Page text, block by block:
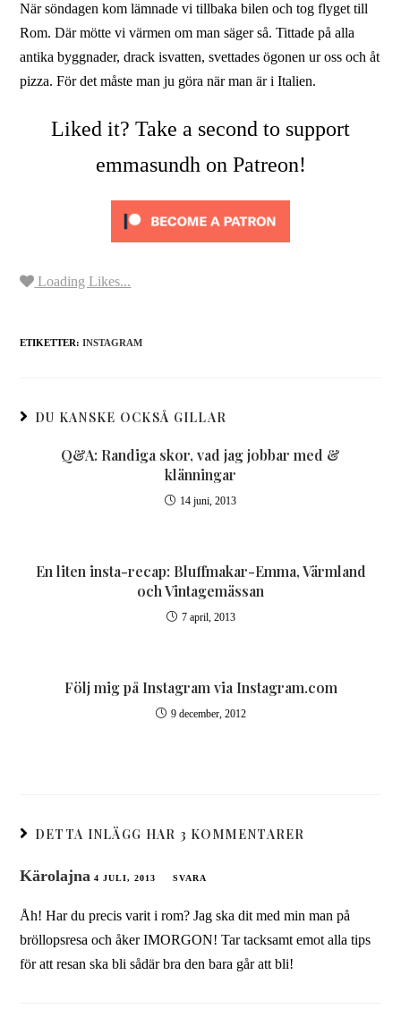
När söndagen kom lämnade vi tillbaka bilen och tog flyget till
Rom. Där mötte vi värmen om man säger så. Tittade på alla
antika byggnader, drack isvatten, svettades ögonen ur oss och åt
pizza. För det måste man ju göra när man är i Italien.
Liked it? Take a second to support
emmasundh on Patreon!
Loading Likes...
ETIKETTER:INSTAGRAM
DU KANSKE OCKSÅ GILLAR
Q&A: Randiga skor, vad jag jobbar med &
klänningar
14 juni, 2013
En liten insta-recap: Bluffmakar-Emma, Värmland
och Vintagemässan
7 april, 2013
Följ mig på Instagram via Instagram.com
9 december, 2012
DETTA INLÄGG HAR 3 KOMMENTARER
Kärolajna 4 JULI, 2013 SVARA
Åh! Har du precis varit i rom? Jag ska dit med min man på
bröllopsresa och åker IMORGON! Tar tacksamt emot alla tips
för att resan ska bli sådär bra den bara går att bli!